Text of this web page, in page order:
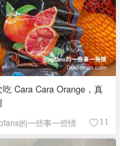
Cara Cara Orange，真
的一些事一些情 11